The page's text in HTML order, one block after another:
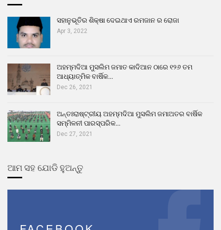
ସହାନୁଭୂତିର ଶିକ୍ଷା ଦେଇଥାଏ ରମଜାନ ର ରୋଜା
Apr 3, 2022
ଅହମ୍ମଦିଆ ମୁସଲିମ ଜମାତ କାଦିଆନ ଠାରେ ୧୨୬ ତମ
ଆଧ୍ୟାତ୍ମିକ ବାର୍ଷିକ…
Dec 26, 2021
ଅନ୍ତଃରାଷ୍ଟ୍ରୀୟ ଅହମ୍ମଦିଆ ମୁସଲିମ ଜମାଅତର ବାର୍ଷିକ
ସମ୍ମିଳନୀ ପାରସ୍ପରିକ…
Dec 27, 2021
ଆମ ସହ ଯୋଡି ହୁଅନ୍ତୁ